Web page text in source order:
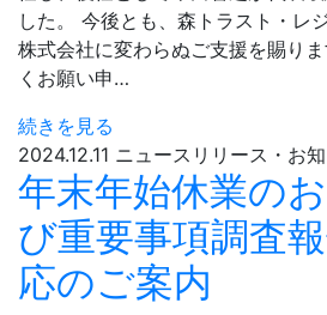
した。 今後とも、森トラスト・レ
株式会社に変わらぬご支援を賜り
くお願い申…
続きを見る
2024.12.11 ニュースリリース・お
年末年始休業の
び重要事項調査
応のご案内